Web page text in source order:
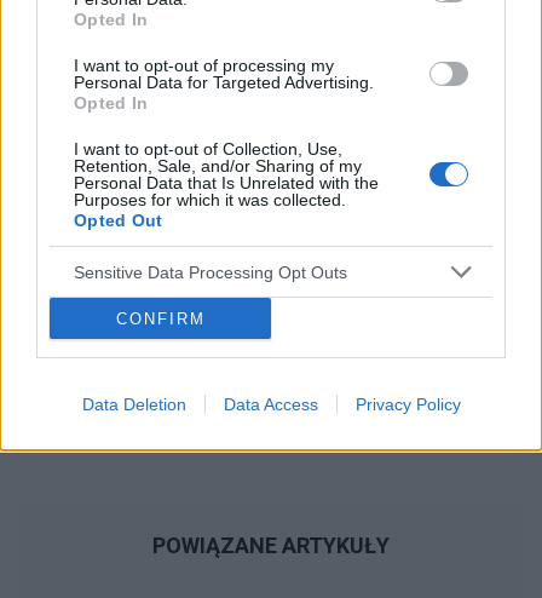
Opted In
I want to opt-out of processing my
Personal Data for Targeted Advertising.
Opted In
I want to opt-out of Collection, Use,
Retention, Sale, and/or Sharing of my
Personal Data that Is Unrelated with the
Purposes for which it was collected.
Opted Out
Sensitive Data Processing Opt Outs
CONFIRM
Data Deletion Data Access Privacy Policy
Reklama:
POWIĄZANE ARTYKUŁY